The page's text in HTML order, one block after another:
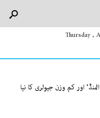
Thursday ,
اور کم وزن جیولری کا نیا